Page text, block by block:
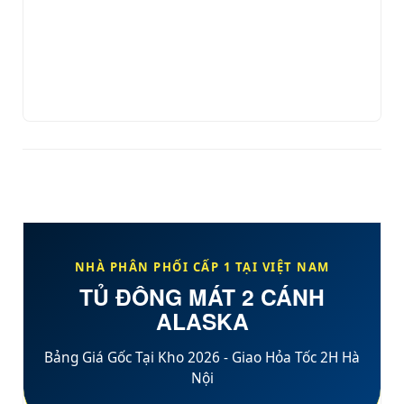
NHÀ PHÂN PHỐI CẤP 1 TẠI VIỆT NAM
TỦ ĐÔNG MÁT 2 CÁNH
ALASKA
Bảng Giá Gốc Tại Kho 2026 - Giao Hỏa Tốc 2H Hà
Nội